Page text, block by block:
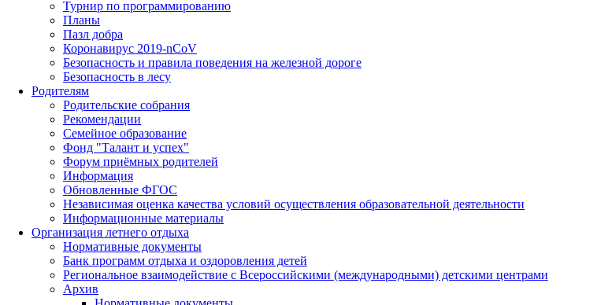
Турнир по программированию
Планы
Пазл добра
Коронавирус 2019-nCoV
Безопасность и правила поведения на железной дороге
Безопасность в лесу
Родителям
Родительские собрания
Рекомендации
Семейное образование
Фонд "Талант и успех"
Форум приёмных родителей
Информация
Обновленные ФГОС
Независимая оценка качества условий осуществления образовательной деятельности
Информационные материалы
Организация летнего отдыха
Нормативные документы
Банк программ отдыха и оздоровления детей
Региональное взаимодействие с Всероссийскими (международными) детскими центрами
Архив